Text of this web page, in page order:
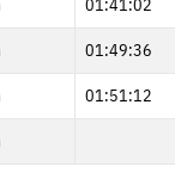
01:41:02
01:49:36
01:51:12